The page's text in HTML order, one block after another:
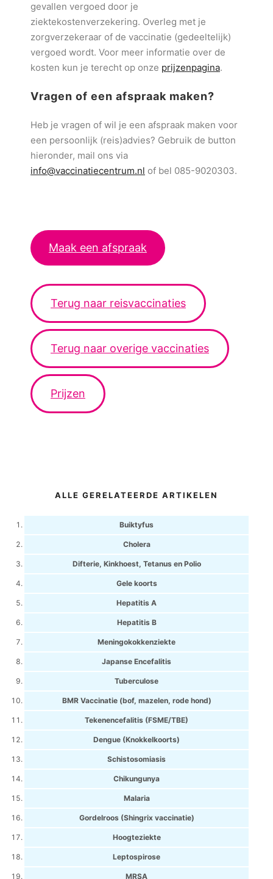
gevallen vergoed door je
ziektekostenverzekering. Overleg met je
zorgverzekeraar of de vaccinatie (gedeeltelijk)
vergoed wordt. Voor meer informatie over de
kosten kun je terecht op onze prijzenpagina.
Vragen of een afspraak maken?
Heb je vragen of wil je een afspraak maken voor
een persoonlijk (reis)advies? Gebruik de button
hieronder, mail ons via
info@vaccinatiecentrum.nl of bel 085-9020303.
Maak een afspraak
Terug naar reisvaccinaties
Terug naar overige vaccinaties
Prijzen
ALLE GERELATEERDE ARTIKELEN
Buiktyfus
Cholera
Difterie, Kinkhoest, Tetanus en Polio
Gele koorts
Hepatitis A
Hepatitis B
Meningokokkenziekte
Japanse Encefalitis
Tuberculose
BMR Vaccinatie (bof, mazelen, rode hond)
Tekenencefalitis (FSME/TBE)
Dengue (Knokkelkoorts)
Schistosomiasis
Chikungunya
Malaria
Gordelroos (Shingrix vaccinatie)
Hoogteziekte
Leptospirose
MRSA